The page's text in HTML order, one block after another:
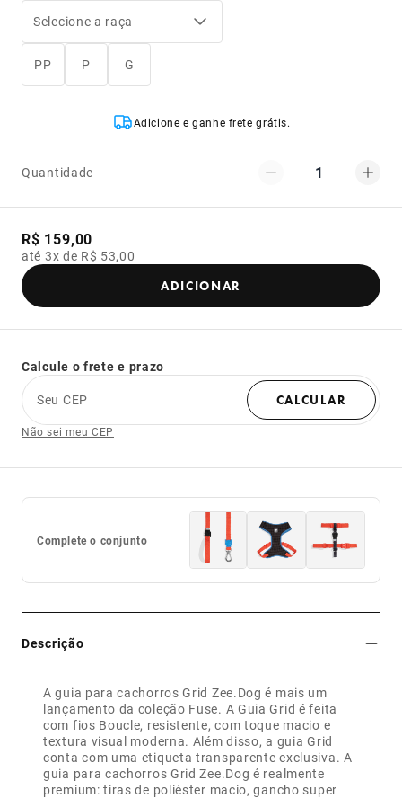
Selecione a raça
PP P G
Adicione e ganhe frete grátis.
Quantidade 1
R$ 159,00
até 3x de R$ 53,00
ADICIONAR
Calcule o frete e prazo
Seu CEP
CALCULAR
Não sei meu CEP
Complete o conjunto
Descrição
A guia para cachorros Grid Zee.Dog é mais um
lançamento da coleção Fuse. A Guia Grid é feita
com fios Boucle, resistente, com toque macio e
textura visual moderna. Além disso, a guia Grid
conta com uma etiqueta transparente exclusiva. A
guia para cachorros Grid Zee.Dog é realmente
premium: tiras de poliéster macio, gancho super